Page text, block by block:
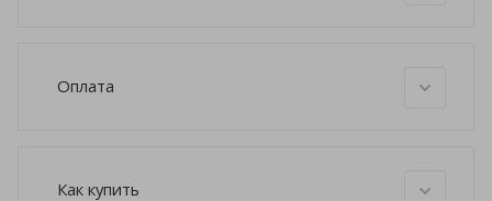
Оплата
Как купить